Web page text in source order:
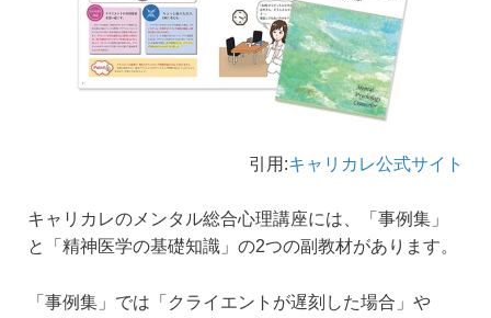
引用:キャリカレ公式サイト
キャリカレのメンタル総合心理講座には、「事例集」
と「精神医学の基礎知識」の2つの副教材があります。
「事例集」では「クライエントが遅刻した場合」や